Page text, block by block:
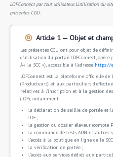
LOFConnect par tout utilisateur. L'utilisation du
présentes CGU.
Article 1 — Objet et
Les présentes CGU ont pour objet de
d'utilisation du portail LOFConnect, opéré
Â« la SCC »), accessible à l'adresse https://
LOFConnect est la plateforme officielle
(Producteurs) et aux particuliers
relatives à l'inscription et à la gestion
(LOF), notamment :
la déclaration de saillie, de portée et
LOF ;
la gestion du dossier éleveur (compte
la commande de tests ADN et autres
l'accès à la boutique en ligne de la
la vérification de portée ;
l'accès aux services dédiés aux